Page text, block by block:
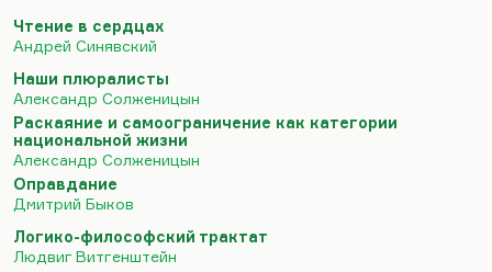
важного самого в привычку уходят, ветшают, как
платья»
Витгенштейн их пытается отмыть, по-
самойловски:«Их протирают, как стекло, и в этом
наше ремесло».
Мне из философов ХХ столетия был интересен
Кожев (он же Кожевников). Интересен главным
образом потому, что он первым поставил вопрос,
а не была ли вся репрессивная система…
Чтение в сердцах
Андрей Синявский
Наши плюралисты
Александр Солженицын
Раскаяние и самоограничение как категории
национальной жизни
Александр Солженицын
Оправдание
Дмитрий Быков
Логико-философский трактат
Людвиг Витгенштейн